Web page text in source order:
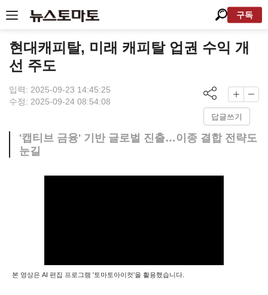
구독
현대캐피탈, 미래 캐피탈 업권 수익 개
선 주도
입력: 2025-09-23 14:45:25
수정: 2025-09-24 08:54:08
답글쓰기
'캡티브 금융' 기반 글로벌 진출…이종 결합 전략도
눈길
본 영상은 AI 편집 프로그램 '토마토아이컷'을 활용했습니다.